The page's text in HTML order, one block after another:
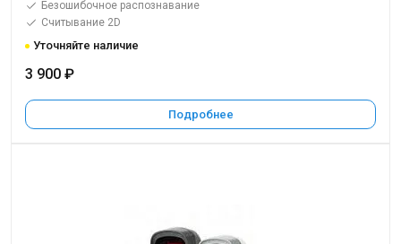
Безошибочное распознавание
Считывание 2D
Уточняйте наличие
3 900 ₽
Подробнее